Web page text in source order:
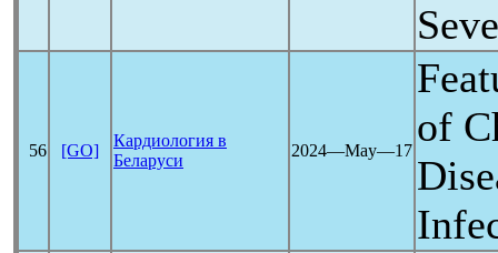
56 [GO]
Кардиология в
Беларуси
2024―May―17
of